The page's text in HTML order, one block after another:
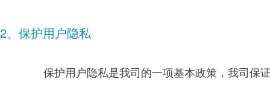
2、保护用户隐私
保护用户隐私是我司的一项基本政策，我司保